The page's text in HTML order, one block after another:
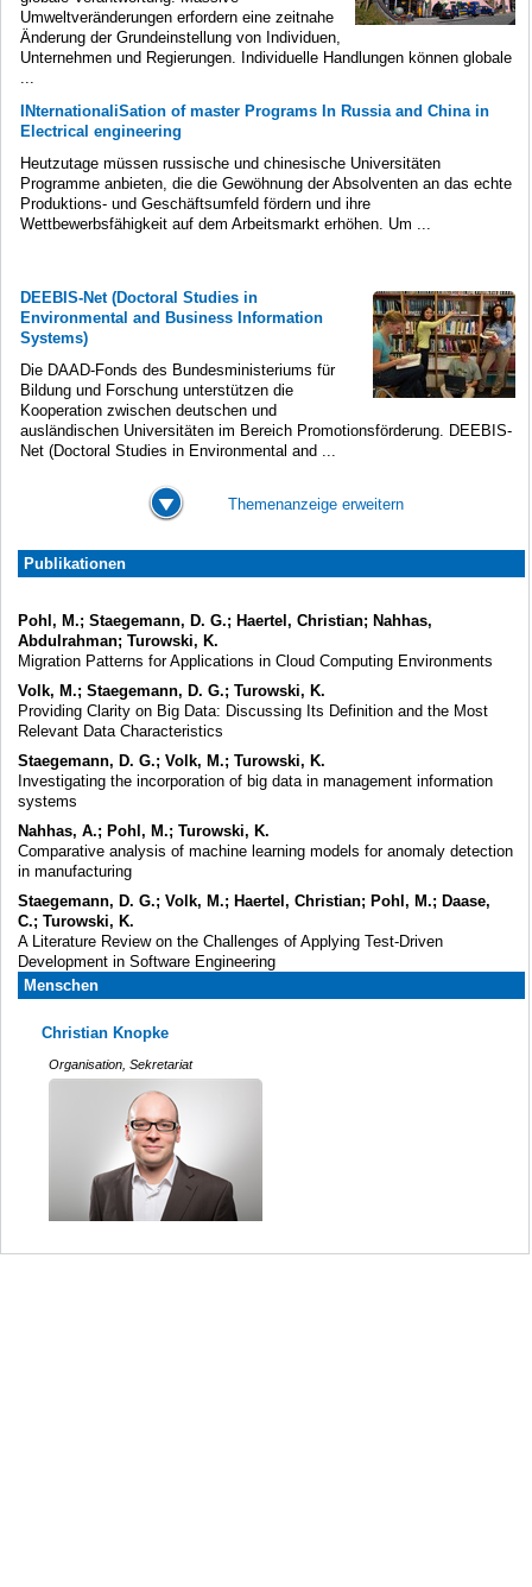
Umweltveränderungen erfordern eine zeitnahe
Änderung der Grundeinstellung von Individuen,
Unternehmen und Regierungen. Individuelle Handlungen können globale
INternationaliSation of master Programs In Russia and China in
Electrical engineering
Heutzutage müssen russische und chinesische Universitäten
Programme anbieten, die die Gewöhnung der Absolventen an das echte
Produktions- und Geschäftsumfeld fördern und ihre
Wettbewerbsfähigkeit auf dem Arbeitsmarkt erhöhen. Um ...
DEEBIS-Net (Doctoral Studies in
Environmental and Business Information
Systems)
Die DAAD-Fonds des Bundesministeriums für
Bildung und Forschung unterstützen die
Kooperation zwischen deutschen und
ausländischen Universitäten im Bereich Promotionsförderung. DEEBIS-
Net (Doctoral Studies in Environmental and ...
Themenanzeige erweitern
Publikationen
Pohl, M.; Staegemann, D. G.; Haertel, Christian; Nahhas,
Abdulrahman; Turowski, K.
Migration Patterns for Applications in Cloud Computing Environments
Volk, M.; Staegemann, D. G.; Turowski, K.
Providing Clarity on Big Data: Discussing Its Definition and the Most
Relevant Data Characteristics
Staegemann, D. G.; Volk, M.; Turowski, K.
Investigating the incorporation of big data in management information
systems
Nahhas, A.; Pohl, M.; Turowski, K.
Comparative analysis of machine learning models for anomaly detection
in manufacturing
Staegemann, D. G.; Volk, M.; Haertel, Christian; Pohl, M.; Daase,
C.; Turowski, K.
A Literature Review on the Challenges of Applying Test-Driven
Development in Software Engineering
Menschen
Christian Knopke
Organisation, Sekretariat